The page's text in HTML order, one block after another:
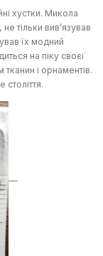
хустки. Микола
тільки вив’язував
їх модний
на піку своєї
і орнаментів.
—